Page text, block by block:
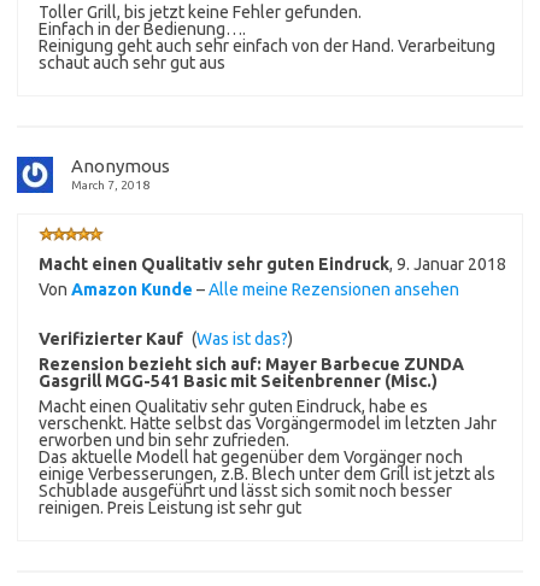
Toller Grill, bis jetzt keine Fehler gefunden.
Einfach in der Bedienung….
Reinigung geht auch sehr einfach von der Hand. Verarbeitung
schaut auch sehr gut aus
Anonymous
March 7, 2018
Macht einen Qualitativ sehr guten Eindruck, 9. Januar 2018
Von Amazon Kunde –Alle meine Rezensionen ansehen
Verifizierter Kauf (Was ist das?)
Rezension bezieht sich auf: Mayer Barbecue ZUNDA
Gasgrill MGG-541 Basic mit Seitenbrenner (Misc.)
Macht einen Qualitativ sehr guten Eindruck, habe es
verschenkt. Hatte selbst das Vorgängermodel im letzten Jahr
erworben und bin sehr zufrieden.
Das aktuelle Modell hat gegenüber dem Vorgänger noch
einige Verbesserungen, z.B. Blech unter dem Grill ist jetzt als
Schublade ausgeführt und lässt sich somit noch besser
reinigen. Preis Leistung ist sehr gut